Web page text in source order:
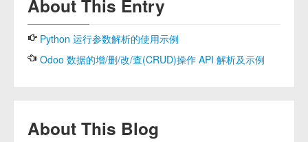
About This Entry
Python 运行参数解析的使用示例
Odoo 数据的增/删/改/查(CRUD)操作 API 解析及示例
About This Blog